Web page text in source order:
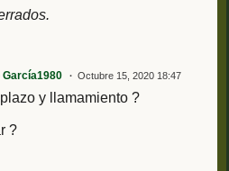
Octubre 15, 2020 18:47
y llamamiento ?
?